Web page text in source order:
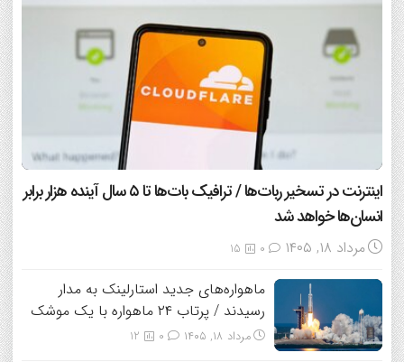
اینترنت در تسخیر ربات‌ها / ترافیک بات‌ها تا ۵ سال آینده هزار برابر
انسان‌ها خواهد شد
مرداد ۱۸, ۱۴۰۵ 15
ماهواره‌های جدید استارلینک به مدار
رسیدند / پرتاب ۲۴ ماهواره با یک موشک
مرداد ۱۸, ۱۴۰۵ 12